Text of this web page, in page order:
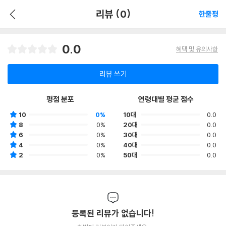
리뷰 (0) 한줄평
0.0 혜택 및 유의사항
리뷰 쓰기
평점 분포
10
0%
8
0%
6
0%
4
0%
2
0%
연령대별 평균 점수
10대
0.0
20대
0.0
30대
0.0
40대
0.0
50대
0.0
등록된 리뷰가 없습니다!